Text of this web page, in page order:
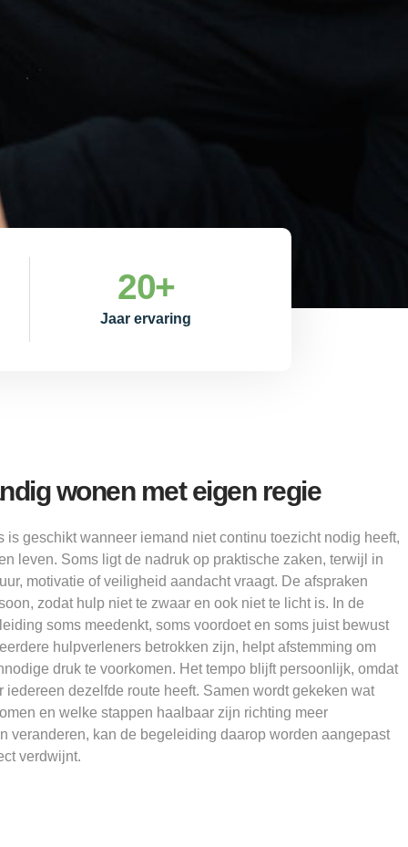
Jaar ervaring
20+
wonen met eigen regie
is geschikt wanneer iemand niet continu toezicht nodig heeft,
leven. Soms ligt de nadruk op praktische zaken, terwijl in
motivatie of veiligheid aandacht vraagt. De afspraken
zodat hulp niet te zwaar en ook niet te licht is. In de
soms meedenkt, soms voordoet en soms juist bewust
hulpverleners betrokken zijn, helpt afstemming om
druk te voorkomen. Het tempo blijft persoonlijk, omdat
iedereen dezelfde route heeft. Samen wordt gekeken wat
en welke stappen haalbaar zijn richting meer
veranderen, kan de begeleiding daarop worden aangepast
verdwijnt.